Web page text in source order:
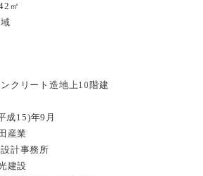
㎡
ート造地上10階建
15)年9月
産業
計事務所
建設